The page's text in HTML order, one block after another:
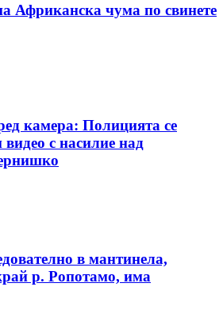
Африканска чума по свинете
камера: Полицията се
видео с насилие над
в мантинела,
р. Ропотамо, има